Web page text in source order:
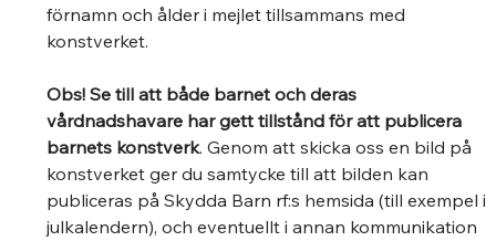
förnamn och ålder i mejlet tillsammans med
konstverket.
Obs! Se till att både barnet och deras
vårdnadshavare har gett tillstånd för att publicera
barnets konstverk. Genom att skicka oss en bild på
konstverket ger du samtycke till att bilden kan
publiceras på Skydda Barn rf:s hemsida (till exempel i
julkalendern), och eventuellt i annan kommunikation